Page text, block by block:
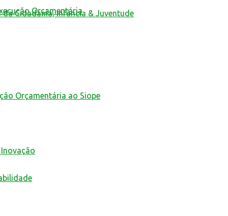
Orçamentária
Cidadania, Infância & Juventude
Orçamentária ao Siope